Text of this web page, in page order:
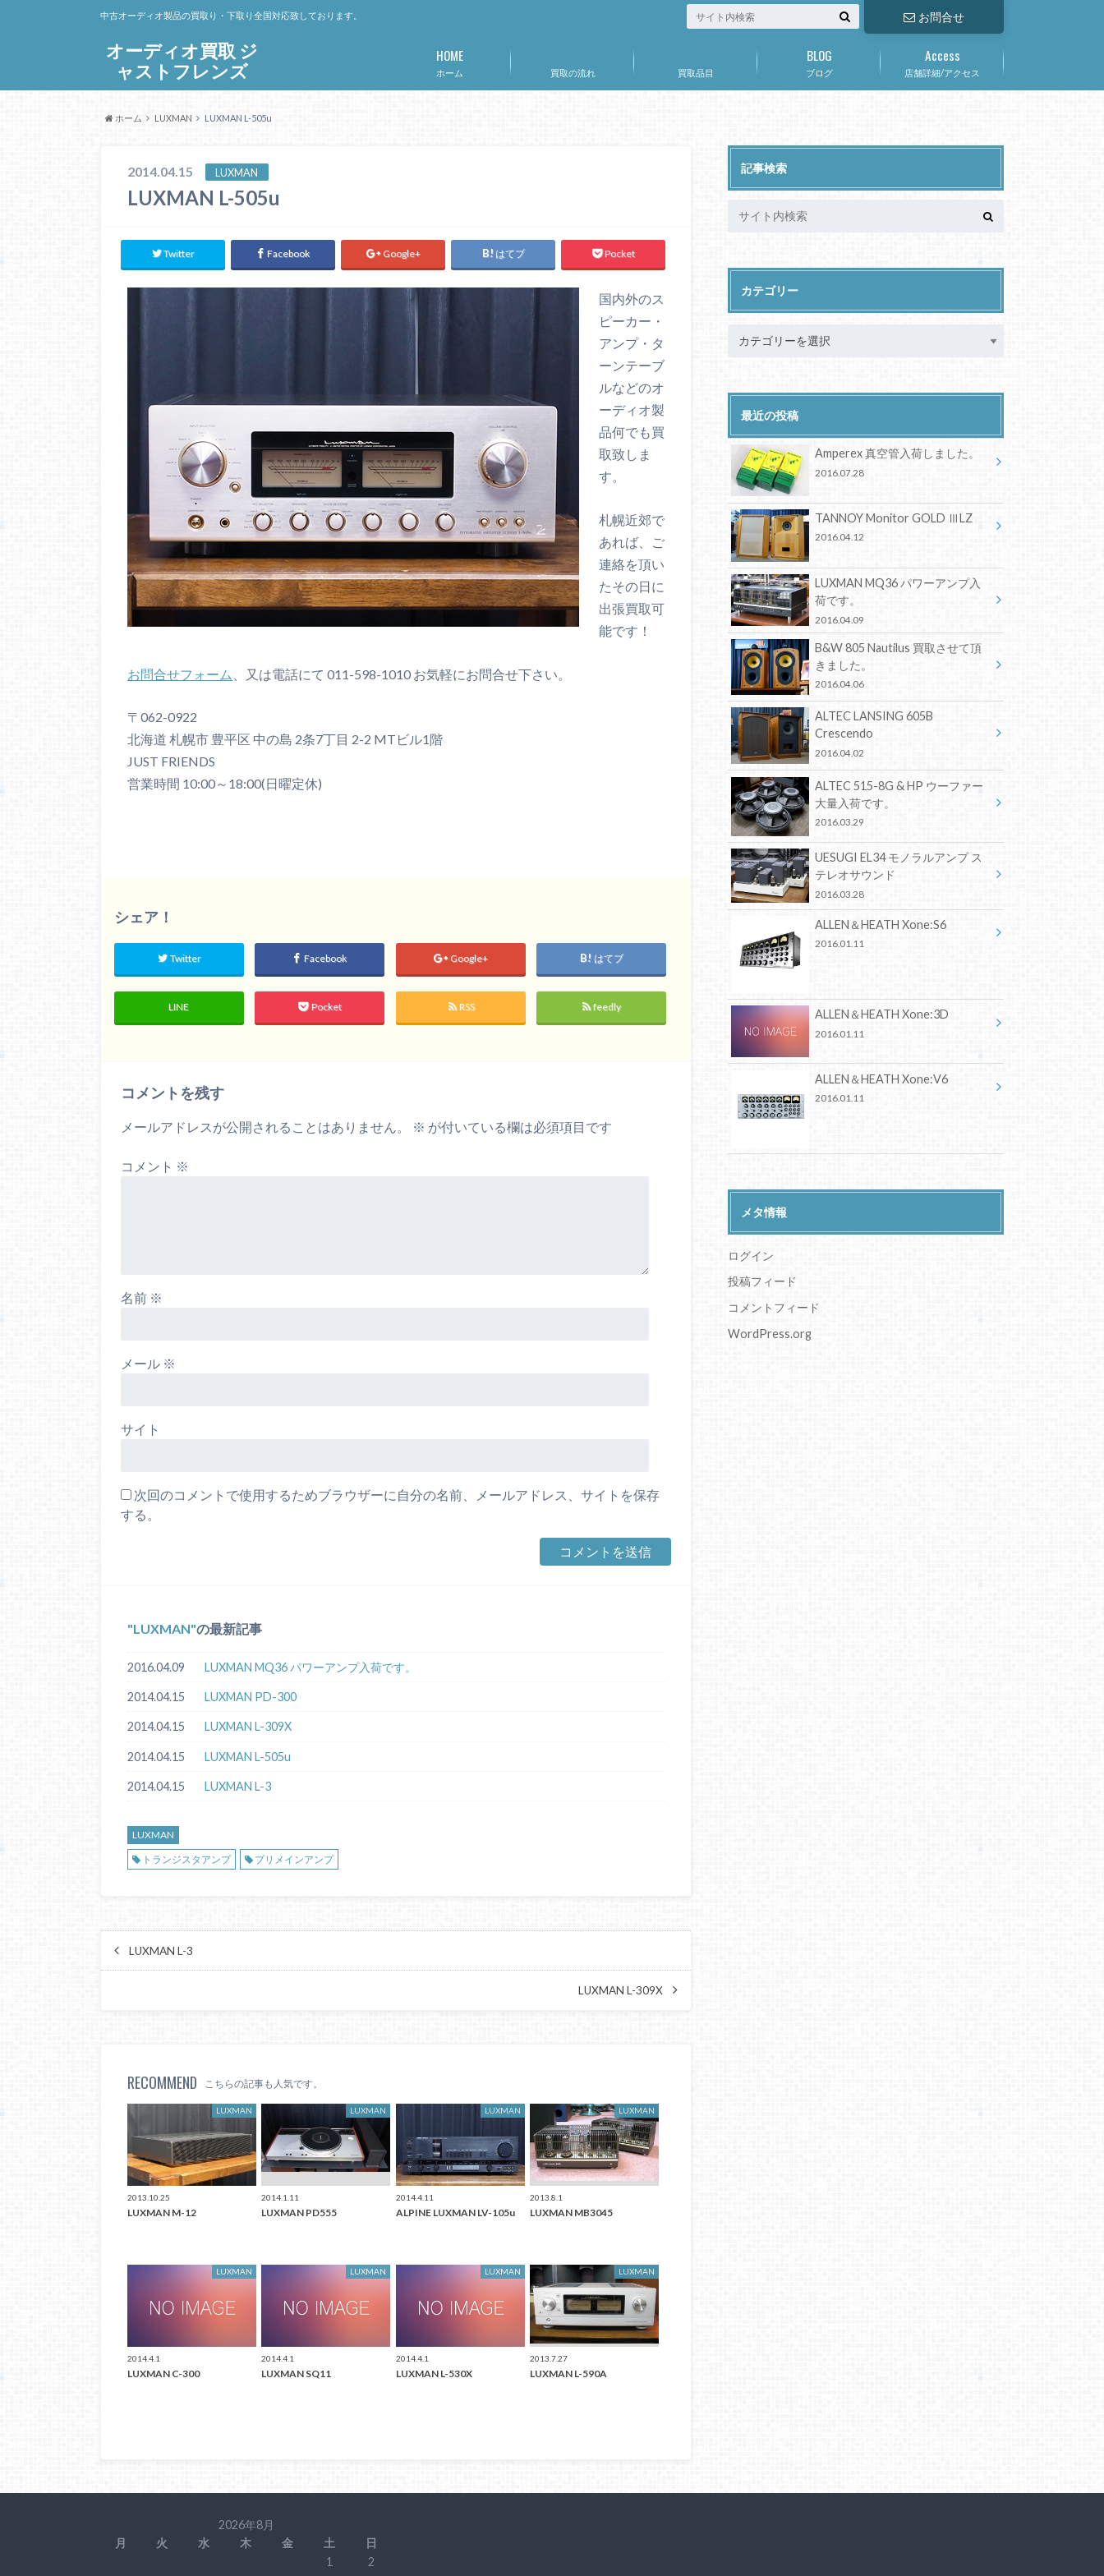
オーディオ買取 ジ
ャストフレンズ
中古オーディオ製品の買取り・下取り全国対応致しております。 お問合せ
ホーム
HOME
買取の流れ 買取品目 ブログ
BLOG
店舗詳細/アクセス
Access
ホーム LUXMAN LUXMAN L-505u
2014.04.15 LUXMAN
LUXMAN L-505u
Twitter Facebook Google+ はてブ Pocket
国内外のス
ピーカー・
アンプ・タ
ーンテーブ
ルなどのオ
ーディオ製
品何でも買
取致しま
す。
札幌近郊で
あれば、ご
連絡を頂い
たその日に
出張買取可
能です！
お問合せフォーム 、又は電話にて 011-598-1010 お気軽にお問合せ下さい。
〒062-0922
北海道 札幌市 豊平区 中の島 2条7丁目 2-2 MTビル1階
JUST FRIENDS
営業時間 10:00～18:00(日曜定休)
シェア！
Twitter Facebook Google+ はてブ
LINE Pocket RSS feedly
コメントを残す
メールアドレスが公開されることはありません。 ※ が付いている欄は必須項目です
コメント ※
名前 ※
メール ※
サイト
次回のコメントで使用するためブラウザーに自分の名前、メールアドレス、サイトを保存
する。
LUXMAN の最新記事
2016.04.09 LUXMAN MQ36 パワーアンプ入荷です。
2014.04.15 LUXMAN PD-300
2014.04.15 LUXMAN L-309X
2014.04.15 LUXMAN L-505u
2014.04.15 LUXMAN L-3
LUXMAN
トランジスタアンプ
プリメインアンプ
LUXMAN L-3
LUXMAN L-309X
RECOMMEND こちらの記事も人気です。
LUXMAN
2013.10.25
LUXMAN M-12
LUXMAN
2014.1.11
LUXMAN PD555
LUXMAN
2014.4.11
ALPINE LUXMAN LV-105u
LUXMAN
2013.8.1
LUXMAN MB3045
LUXMAN
2014.4.1
LUXMAN C-300
LUXMAN
2014.4.1
LUXMAN SQ11
LUXMAN
2014.4.1
LUXMAN L-530X
LUXMAN
2013.7.27
LUXMAN L-590A
記事検索
カテゴリー
最近の投稿
Amperex 真空管入荷しました。
2016.07.28
TANNOY Monitor GOLD ⅢLZ
2016.04.12
LUXMAN MQ36 パワーアンプ入
荷です。
2016.04.09
B&W 805 Nautilus 買取させて頂
きました。
2016.04.06
ALTEC LANSING 605B
Crescendo
2016.04.02
ALTEC 515-8G & HP ウーファー
大量入荷です。
2016.03.29
UESUGI EL34 モノラルアンプ ス
テレオサウンド
2016.03.28
ALLEN＆HEATH Xone:S6
2016.01.11
ALLEN＆HEATH Xone:3D
2016.01.11
ALLEN＆HEATH Xone:V6
2016.01.11
メタ情報
ログイン
投稿フィード
コメントフィード
WordPress.org
2026年8月
月
火 水 木 金 土
日
1
2